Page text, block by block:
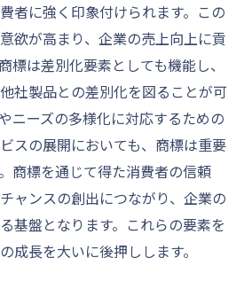
者に強く印象付けられます。この
欲が高まり、企業の売上向上に貢
標は差別化要素としても機能し、
社製品との差別化を図ることが可
ニーズの多様化に対応するための
スの展開においても、商標は重要
商標を通じて得た消費者の信頼
ャンスの創出につながり、企業の
基盤となります。これらの要素を
成長を大いに後押しします。